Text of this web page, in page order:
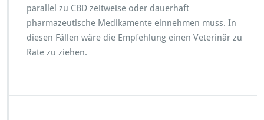
parallel zu CBD zeitweise oder dauerhaft
pharmazeutische Medikamente einnehmen muss. In
diesen Fällen wäre die Empfehlung einen Veterinär zu
Rate zu ziehen.